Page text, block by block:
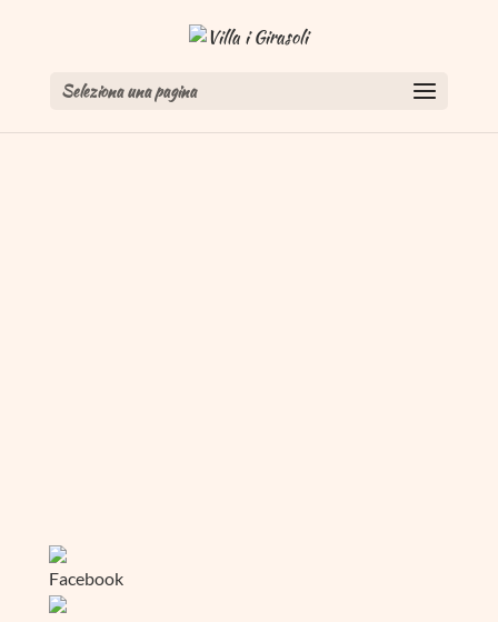
Seleziona una pagina